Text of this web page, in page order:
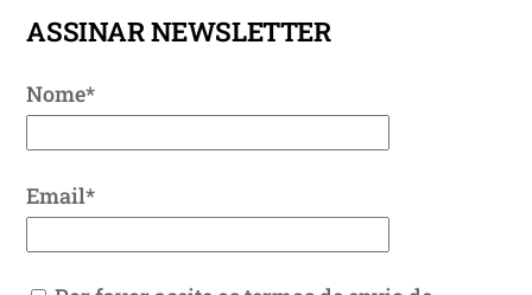
ASSINAR NEWSLETTER
Nome*
Email*